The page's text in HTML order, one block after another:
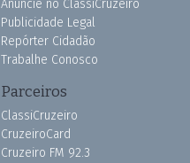
Anuncie no ClassiCruzeiro
Publicidade Legal
Repórter Cidadão
Trabalhe Conosco
Parceiros
ClassiCruzeiro
CruzeiroCard
Cruzeiro FM 92.3